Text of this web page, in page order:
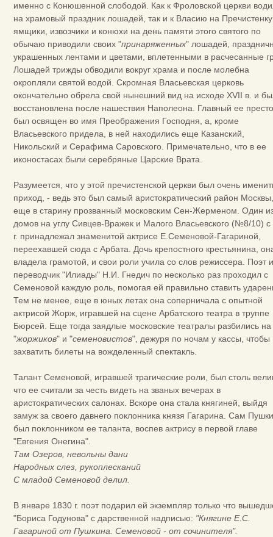
именно с Конюшенной слободой. Как к Фроловской церкви
на храмовый праздник лошадей, так и к Власию на Пречистенку
ямщики, извозчики и конюхи на день памяти этого святого по
обычаю приводили своих "принаряженных" лошадей,
украшенных лентами и цветами, вплетенными в расчесанные
Лошадей трижды обводили вокруг храма и после молебна
окропляли святой водой. Скромная Власьевская церковь
окончательно обрела свой нынешний вид на исходе XVII в. и
восстановлена после нашествия Наполеона. Главный ее
был освящен во имя Преображения Господня, а, кроме
Власьевского придела, в ней находились еще Казанский,
Никольский и Серафима Саровского. Примечательно, что в ее
иконостасах были серебряные Царские Врата.
Разумеется, что у этой пречистенской церкви был очень
приход, - ведь это был самый аристократический район Москвы,
еще в старину прозванный московским Сен-Жерменом. Один
домов на углу Сивцев-Вражек и Малого Власьевского (№8/10) с
г. принадлежал знаменитой актрисе Е.Семеновой-Гагариной,
переехавшей сюда с Арбата. Дочь крепостного крестьянина,
владела грамотой, и свои роли учила со слов режиссера. Поэт и
переводчик "Илиады" Н.И. Гнедич по несколько раз проходил с
Семеновой каждую роль, помогая ей правильно ставить
Тем не менее, еще в юных летах она соперничала с опытной
актрисой Жорж, игравшей на сцене Арбатского театра в труппе
Бюрсей. Еще тогда заядлые московские театралы разбились на
"жоржиков" и "семеновистов", дежуря по ночам у кассы, чтобы
захватить билеты на вожделенный спектакль.
Талант Семеновой, игравшей трагические роли, был столь
что ее считали за честь видеть на званых вечерах в
аристократических салонах. Вскоре она стала княгиней, выйдя
замуж за своего давнего поклонника князя Гагарина. Сам
был поклонником ее таланта, воспев актрису в первой главе
"Евгения Онегина".
Там Озеров, невольны дани
Народных слез, рукоплесканий
С младой Семеновой делил.
В январе 1830 г. поэт подарил ей экземпляр только что
"Бориса Годунова" с дарственной надписью: "Княгине Е.С.
Гагариной от Пушкина. Семеновой - от сочинителя".